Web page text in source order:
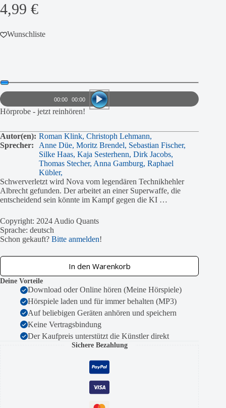
4,99 €
Wunschliste
Audio-
Player
00:00 00:00
Hörprobe - jetzt reinhören!
Autor(en): Roman Klink, Christoph Lehmann,
Sprecher:
Anne Düe, Moritz Brendel, Sebastian Fischer,
Silke Haas, Kaja Sesterhenn, Dirk Jacobs,
Thomas Stecher, Anna Gamburg, Raphael
Kübler,
Schwerverletzt wird Nova vom legendären Technikhehler
Albrecht gefunden. Der arbeitet an einer Superwaffe, die
entscheidend sein könnte im Kampf gegen die KI …
Copyright: 2024 Audio Quants
Sprache: deutsch
Schon gekauft? Bitte anmelden!
In den Warenkorb
Deine Vorteile
Download oder Online hören (Meine Hörspiele)
Hörspiele laden und für immer behalten (MP3)
Auf beliebigen Geräten anhören und speichern
Keine Vertragsbindung
Der Kaufpreis unterstützt die Künstler direkt
Sichere Bezahlung